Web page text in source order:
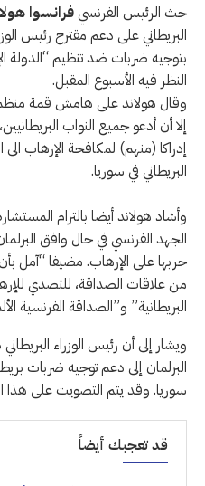
حث الرئيس الفرنسيفرانسوا
البريطاني على دعم مقترح رئيس
بتوجيه ضربات ضد تنظيم “الدولة
النظر فيه الأسبوع المقبل.
وقال هولاند على هامش قمة
إلا أن أدعو جميع النواب
إدراكا (منهم) لمكافحة الإرهاب
البريطاني في سوريا.
وأشاد هولاند أيضا بالتزام
الجهد الفرنسي في حال وافق
حربها على الإرهاب. مضيفا “آمل
من علاقات الصداقة، للتصدي
البريطانية” و”الصداقة الفرنسية
ويشار إلى أن رئيس الوزراء
البرلمان إلى دعم توجيه ضربات
سوريا. وقد يتم التصويت على هذا
قد تعجبك أيضاً